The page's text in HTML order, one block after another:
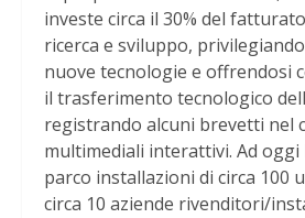
investe circa il 30% del
ricerca e sviluppo,
nuove tecnologie e offrendosi
il trasferimento tecnologico
registrando alcuni brevetti nel
multimediali interattivi. Ad
parco installazioni di circa 100
circa 10 aziende rivenditori/